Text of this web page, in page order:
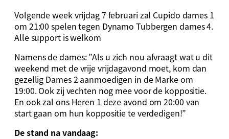
Volgende week vrijdag 7 februari zal Cupido dames 1
om 21:00 spelen tegen Dynamo Tubbergen dames 4.
Alle support is welkom
Namens de dames: ”Als u zich nou afvraagt wat u dit
weekend met de vrije vrijdagavond moet, kom dan
gezellig Dames 2 aanmoedigen in de Marke om
19:00. Ook zij vechten nog mee voor de koppositie.
En ook zal ons Heren 1 deze avond om 20:00 van
start gaan om hun koppositie te verdedigen!”
De stand na vandaag: